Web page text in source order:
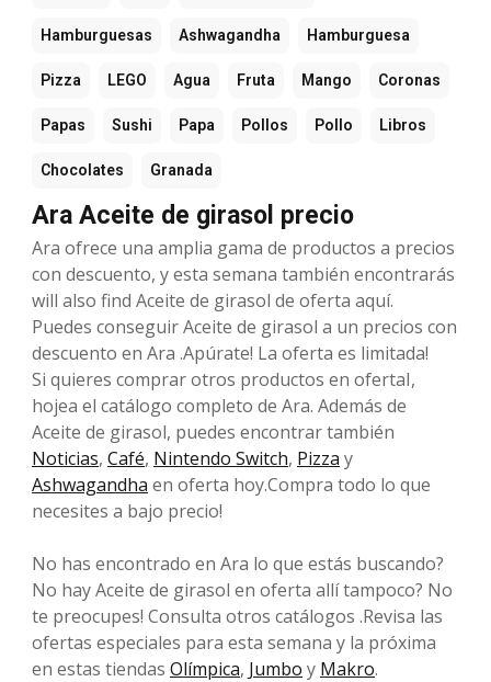
Hamburguesas Ashwagandha Hamburguesa
Pizza LEGO Agua Fruta Mango Coronas
Papas Sushi Papa Pollos Pollo Libros
Chocolates Granada
Ara Aceite de girasol precio
Ara ofrece una amplia gama de productos a precios
con descuento, y esta semana también encontrarás
will also find Aceite de girasol de oferta aquí.
Puedes conseguir Aceite de girasol a un precios con
descuento en Ara .Apúrate! La oferta es limitada!
Si quieres comprar otros productos en ofertaI,
hojea el catálogo completo de Ara. Además de
Aceite de girasol, puedes encontrar también
Noticias, Café, Nintendo Switch, Pizza y
Ashwagandha en oferta hoy.Compra todo lo que
necesites a bajo precio!
No has encontrado en Ara lo que estás buscando?
No hay Aceite de girasol en oferta allí tampoco? No
te preocupes! Consulta otros catálogos .Revisa las
ofertas especiales para esta semana y la próxima
en estas tiendas Olímpica, Jumbo y Makro.